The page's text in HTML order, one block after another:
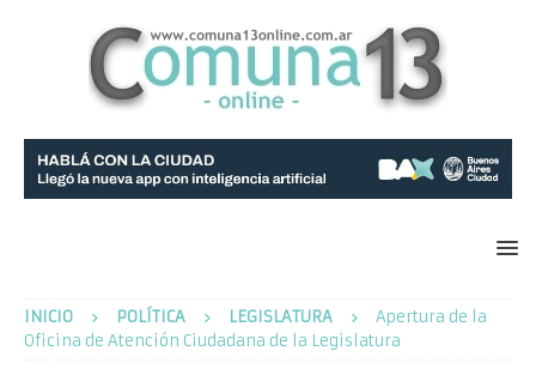
INICIO POLÍTICA LEGISLATURA
Apertura de la
Oficina de Atención Ciudadana de la Legislatura